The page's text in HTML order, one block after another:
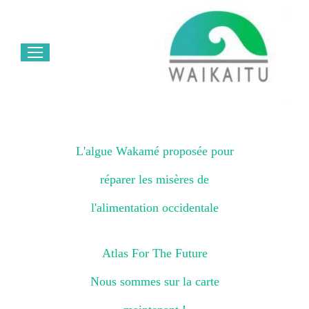
L'algue Wakamé proposée pour
réparer les misères de
l'alimentation occidentale
Atlas For The Future
Nous sommes sur la carte